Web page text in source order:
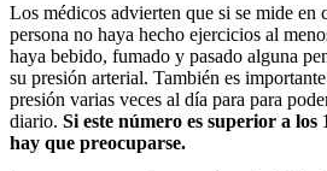
Los médicos advierten que si se mide en
persona no haya hecho ejercicios al
haya bebido, fumado y pasado alguna
su presión arterial. También es
presión varias veces al día para para
diario. Si este número es superior a los
hay que preocuparse.